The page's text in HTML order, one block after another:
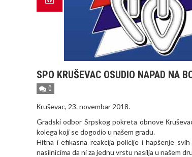
SPO KRUŠEVAC OSUDIO NAPAD NA
0
Кruševac, 23. novembar 2018.
Gradski odbor Srpskog pokreta obnove
kolega koji se dogodio u našem gradu.
Hitna i efikasna reakcija policije i hapšenje
nasilnicima da ni za jednu vrstu nasilja u našem